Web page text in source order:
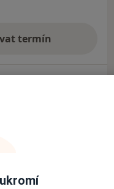
termín
službách.